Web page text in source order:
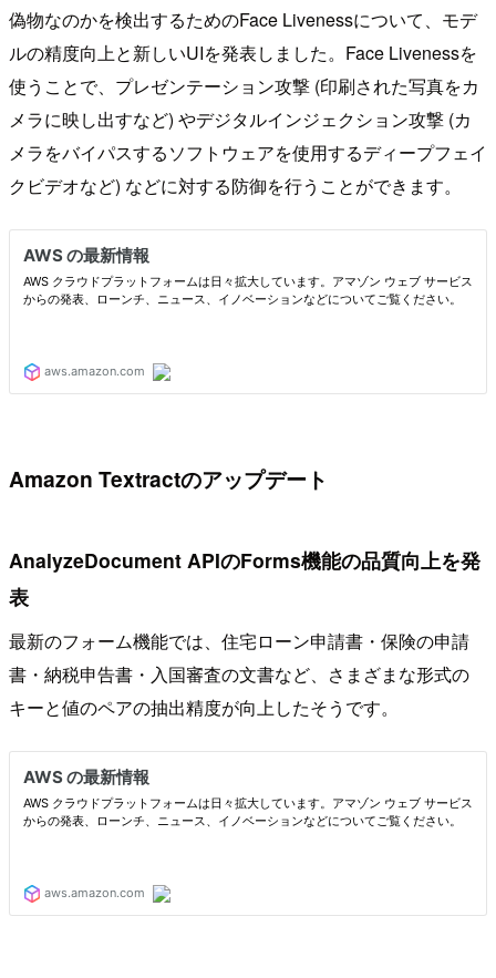
偽物なのかを検出するためのFace Livenessについて、モデ
ルの精度向上と新しいUIを発表しました。Face Livenessを
使うことで、プレゼンテーション攻撃 (印刷された写真をカ
メラに映し出すなど) やデジタルインジェクション攻撃 (カ
メラをバイパスするソフトウェアを使用するディープフェイ
クビデオなど) などに対する防御を行うことができます。
Amazon Textractのアップデート
AnalyzeDocument APIのForms機能の品質向上を発
表
最新のフォーム機能では、住宅ローン申請書・保険の申請
書・納税申告書・入国審査の文書など、さまざまな形式の
キーと値のペアの抽出精度が向上したそうです。